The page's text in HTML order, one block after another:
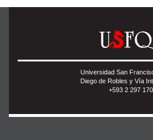
Universidad San
Diego de Robles y Vía
+593 2 297